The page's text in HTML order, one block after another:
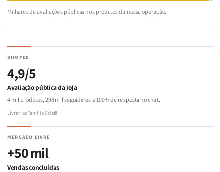
Milhares de avaliações públicas nos produtos da nossa operação.
SHOPEE
4,9/5
Avaliação pública da loja
4 mil produtos, 298 mil seguidores e 100% de resposta no chat.
Livrarias Família Cristã
MERCADO LIVRE
+50 mil
Vendas concluídas